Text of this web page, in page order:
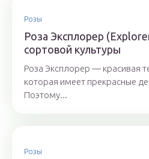
Розы
Роза Эксплорер
сортовой культуры
Роза Эксплорер — красивая
которая имеет прекрасные
Поэтому...
Розы